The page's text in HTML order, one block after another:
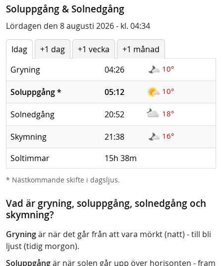
Soluppgång & Solnedgång
Lördagen den 8 augusti 2026 - kl. 04:34
Idag +1 dag +1 vecka
+1 månad
Gryning
04:26 10°
Soluppgång* 05:12 10°
Solnedgång 20:52 18°
Skymning 21:38 16°
Soltimmar 15h 38m
* Nästkommande skifte i dagsljus.
Vad är gryning, soluppgång, solnedgång och
skymning?
Gryningär när det går från att vara mörkt (natt) - till bli
ljust (tidig morgon).
Soluppgångär när solen går upp över horisonten - fram